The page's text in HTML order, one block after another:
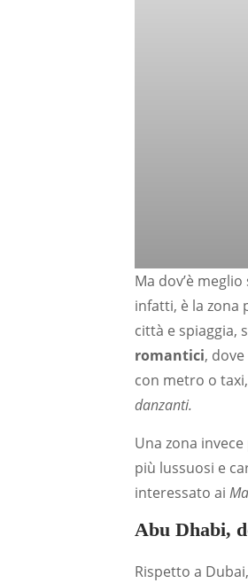
Ma dov’è
infatti, è la zona
città e spiaggia,
romantici,
con metro o
danzanti.
Una zona
più lussuosi e
interessato ai
Abu Dhabi,
Rispetto a